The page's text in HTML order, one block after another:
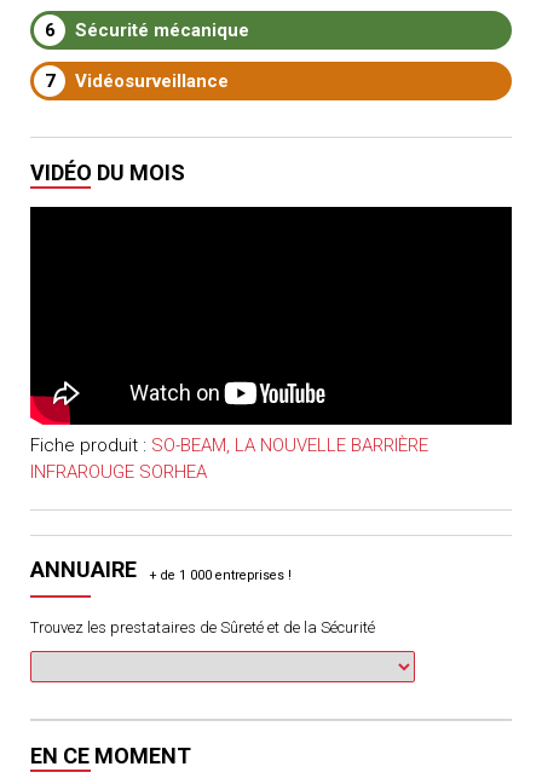
6 Sécurité mécanique
7 Vidéosurveillance
VIDÉO DU MOIS
Fiche produit : SO-BEAM, LA NOUVELLE BARRIÈRE
INFRAROUGE SORHEA
ANNUAIRE
Trouvez les prestataires de Sûreté et de la Sécurité
EN CE MOMENT